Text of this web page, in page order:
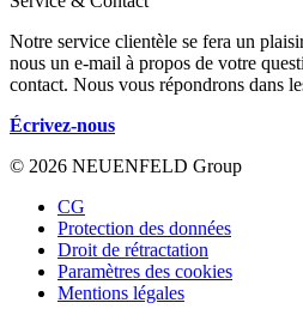
Notre service clientèle se fera un
nous un e-mail à propos de votre
contact. Nous vous répondrons dans
Écrivez-nous
© 2026 NEUENFELD Group
CG
Protection des données
Droit de rétractation
Paramètres des cookies
Mentions légales